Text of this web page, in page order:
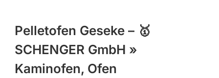
UNTERNEHMEN
PROFIL
Pelletofen Geseke – 🥇
SCHENGER GmbH »
Kaminofen, Ofen